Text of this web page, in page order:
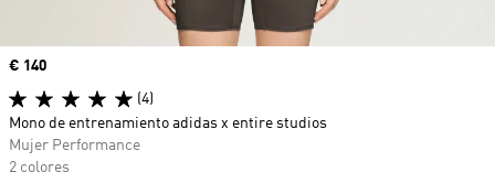
Precio
€ 140
(4)
Mono de entrenamiento adidas x entire studios
Mujer Performance
2 colores